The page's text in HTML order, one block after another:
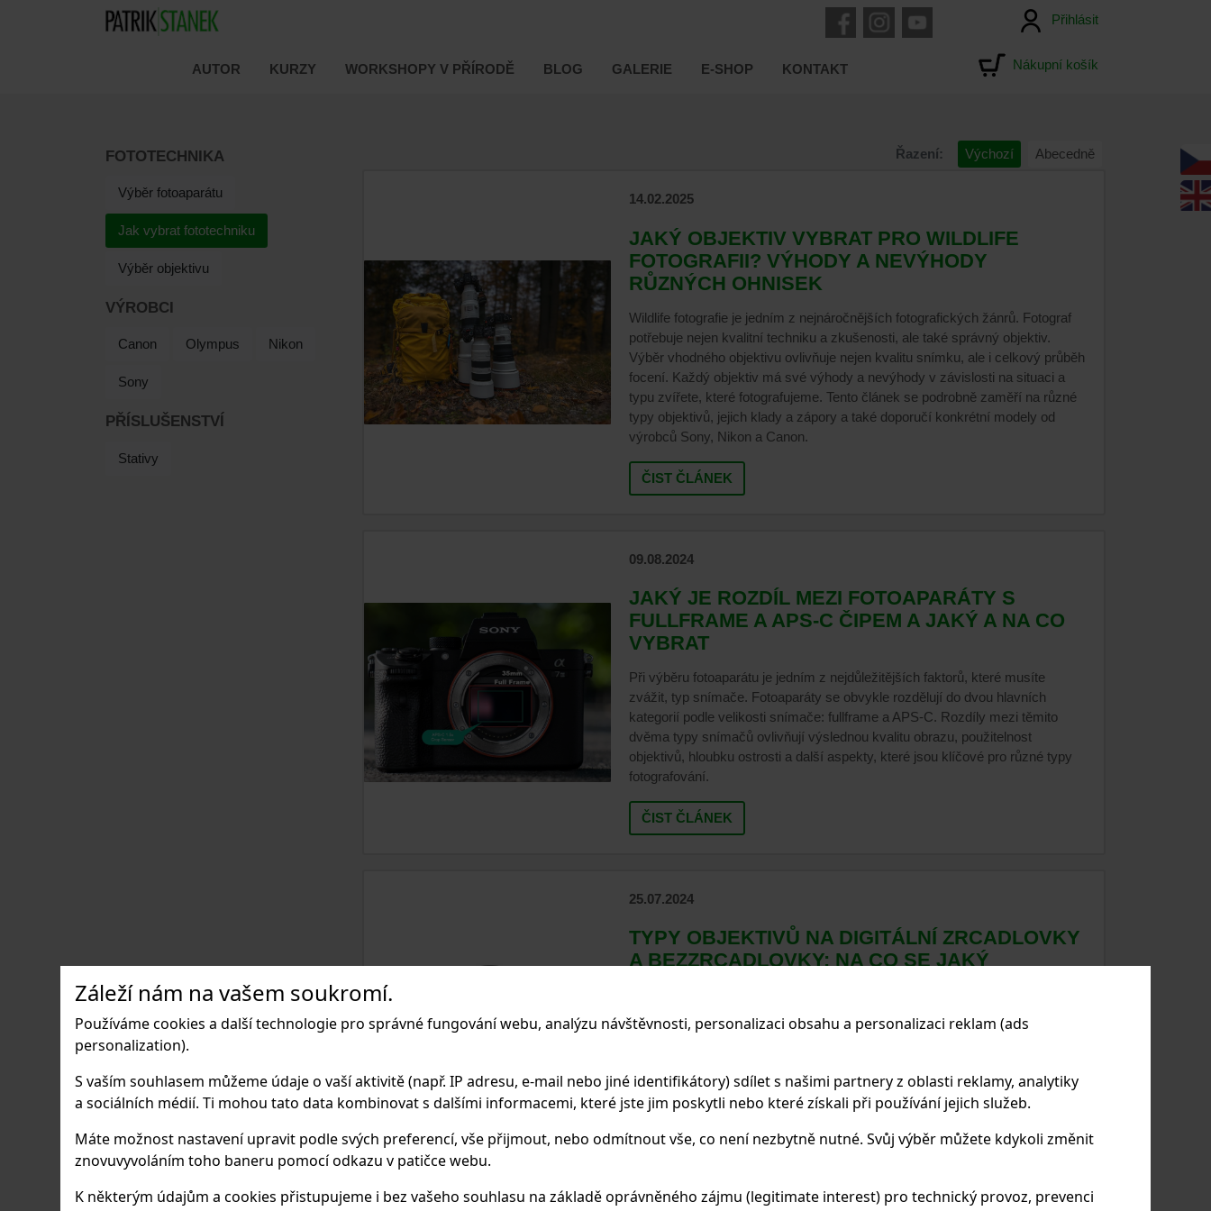
Záleží nám na vašem soukromí.
Používáme cookies a další technologie pro správné fungování webu, analýzu návštěvnosti, personalizaci obsahu a personalizaci reklam (ads
personalization).
S vaším souhlasem můžeme údaje o vaší aktivitě (např. IP adresu, e-mail nebo jiné identifikátory) sdílet s našimi partnery z oblasti reklamy, analytiky
a sociálních médií. Ti mohou tato data kombinovat s dalšími informacemi, které jste jim poskytli nebo které získali při používání jejich služeb.
Máte možnost nastavení upravit podle svých preferencí, vše přijmout, nebo odmítnout vše, co není nezbytně nutné. Svůj výběr můžete kdykoli změnit
znovuvyvoláním toho baneru pomocí odkazu v patičce webu.
K některým údajům a cookies přistupujeme i bez vašeho souhlasu na základě oprávněného zájmu (legitimate interest) pro technický provoz, prevenci
Přihlásit
AUTOR KURZY WORKSHOPY V PŘÍRODĚ BLOG GALERIE E-SHOP KONTAKT Nákupní košík
FOTOTECHNIKA
Výběr fotoaparátu
Jak vybrat fototechniku
Výběr objektivu
VÝROBCI
Canon Olympus Nikon
Sony
PŘÍSLUŠENSTVÍ
Stativy
Řazení: Výchozí Abecedně
14.02.2025
JAKÝ OBJEKTIV VYBRAT PRO WILDLIFE
FOTOGRAFII? VÝHODY A NEVÝHODY
RŮZNÝCH OHNISEK
Wildlife fotografie je jedním z nejnáročnějších fotografických žánrů. Fotograf
potřebuje nejen kvalitní techniku a zkušenosti, ale také správný objektiv.
Výběr vhodného objektivu ovlivňuje nejen kvalitu snímku, ale i celkový průběh
focení. Každý objektiv má své výhody a nevýhody v závislosti na situaci a
typu zvířete, které fotografujeme. Tento článek se podrobně zaměří na různé
typy objektivů, jejich klady a zápory a také doporučí konkrétní modely od
výrobců Sony, Nikon a Canon.
ČIST ČLÁNEK
09.08.2024
JAKÝ JE ROZDÍL MEZI FOTOAPARÁTY S
FULLFRAME A APS-C ČIPEM A JAKÝ A NA CO
VYBRAT
Při výběru fotoaparátu je jedním z nejdůležitějších faktorů, které musíte
zvážit, typ snímače. Fotoaparáty se obvykle rozdělují do dvou hlavních
kategorií podle velikosti snímače: fullframe a APS-C. Rozdíly mezi těmito
dvěma typy snímačů ovlivňují výslednou kvalitu obrazu, použitelnost
objektivů, hloubku ostrosti a další aspekty, které jsou klíčové pro různé typy
fotografování.
ČIST ČLÁNEK
25.07.2024
TYPY OBJEKTIVŮ NA DIGITÁLNÍ ZRCADLOVKY
A BEZZRCADLOVKY: NA CO SE JAKÝ
Vybírání správného objektivu pro vaši digitální zrcadlovku nebo
bezzrcadlovku může být složité, zejména s tolika možnostmi na trhu. Každý
nebo makro. Tento článek vám pomůže pochopit různé typy objektivů, jejich
využití a poskytne příklady populárních modelů.
ČIST ČLÁNEK